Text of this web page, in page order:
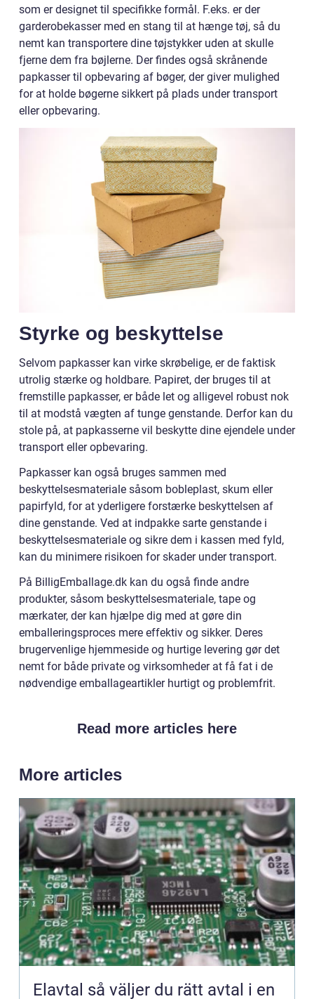
som er designet til specifikke formål. F.eks. er der
garderobekasser med en stang til at hænge tøj, så du
nemt kan transportere dine tøjstykker uden at skulle
fjerne dem fra bøjlerne. Der findes også skrånende
papkasser til opbevaring af bøger, der giver mulighed
for at holde bøgerne sikkert på plads under transport
eller opbevaring.
Styrke og beskyttelse
Selvom papkasser kan virke skrøbelige, er de faktisk
utrolig stærke og holdbare. Papiret, der bruges til at
fremstille papkasser, er både let og alligevel robust nok
til at modstå vægten af tunge genstande. Derfor kan du
stole på, at papkasserne vil beskytte dine ejendele under
transport eller opbevaring.
Papkasser kan også bruges sammen med
beskyttelsesmateriale såsom bobleplast, skum eller
papirfyld, for at yderligere forstærke beskyttelsen af
dine genstande. Ved at indpakke sarte genstande i
beskyttelsesmateriale og sikre dem i kassen med fyld,
kan du minimere risikoen for skader under transport.
På BilligEmballage.dk kan du også finde andre
produkter, såsom beskyttelsesmateriale, tape og
mærkater, der kan hjælpe dig med at gøre din
emballeringsproces mere effektiv og sikker. Deres
brugervenlige hjemmeside og hurtige levering gør det
nemt for både private og virksomheder at få fat i de
nødvendige emballageartikler hurtigt og problemfrit.
Read more articles here
More articles
Elavtal så väljer du rätt avtal i en